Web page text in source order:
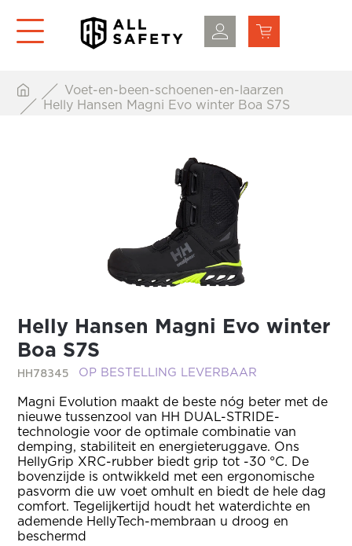
Voet-en-been-schoenen-en-laarzen
Helly Hansen Magni Evo winter Boa S7S
Helly Hansen Magni Evo winter
Boa S7S
HH78345 OP BESTELLING LEVERBAAR
Magni Evolution maakt de beste nóg beter met de
nieuwe tussenzool van HH DUAL-STRIDE-
technologie voor de optimale combinatie van
demping, stabiliteit en energieteruggave. Ons
HellyGrip XRC-rubber biedt grip tot -30 °C. De
bovenzijde is ontwikkeld met een ergonomische
pasvorm die uw voet omhult en biedt de hele dag
comfort. Tegelijkertijd houdt het waterdichte en
ademende HellyTech-membraan u droog en
beschermd